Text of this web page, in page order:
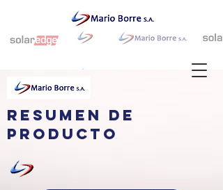
resumen de
producto